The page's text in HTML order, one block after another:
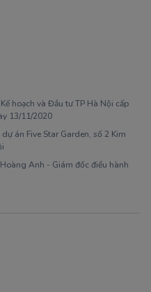
hoạch và Đầu tư TP Hà Nội cấp
13/11/2020
án Five Star Garden, số 2 Kim
Anh - Giám đốc điều hành